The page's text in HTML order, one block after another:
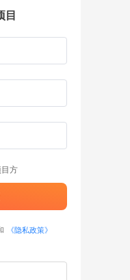
目
方
《隐私政策》